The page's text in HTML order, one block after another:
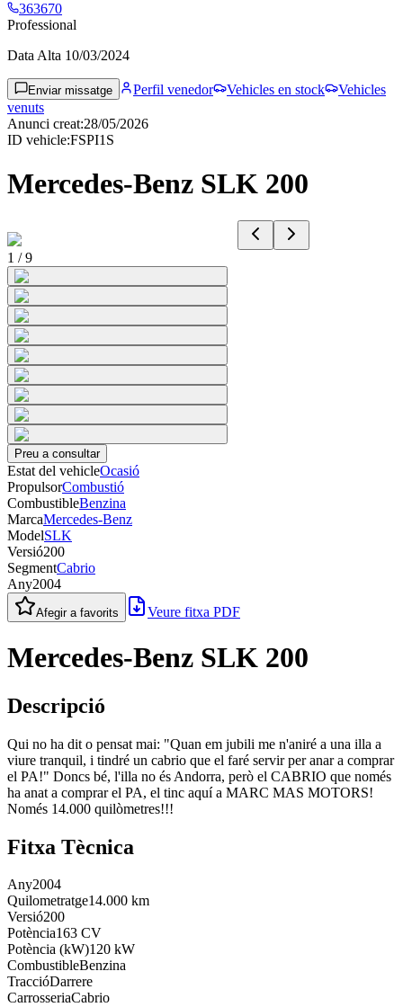
363670
Professional
Data Alta 10/03/2024
Enviar missatge Perfil venedor Vehicles en stock
Vehicles
venuts
Anunci creat:28/05/2026
ID vehicle:FSPI1S
Mercedes-Benz SLK 200
1 /9
Preu a consultar
Estat del vehicleOcasió
PropulsorCombustió
CombustibleBenzina
MarcaMercedes-Benz
ModelSLK
Versió200
SegmentCabrio
Any2004
Afegir a favorits Veure fitxa PDF
Mercedes-Benz SLK 200
Descripció
Qui no ha dit o pensat mai: "Quan em jubili me n'aniré a una illa a
viure tranquil, i tindré un cabrio que el faré servir per anar a comprar
el PA!" Doncs bé, l'illa no és Andorra, però el CABRIO que només
ha anat a comprar el PA, el tinc aquí a MARC MAS MOTORS!
Només 14.000 quilòmetres!!!
Fitxa Tècnica
Any2004
Quilometratge14.000 km
Versió200
Potència163 CV
Potència (kW)120 kW
CombustibleBenzina
TraccióDarrere
CarrosseriaCabrio